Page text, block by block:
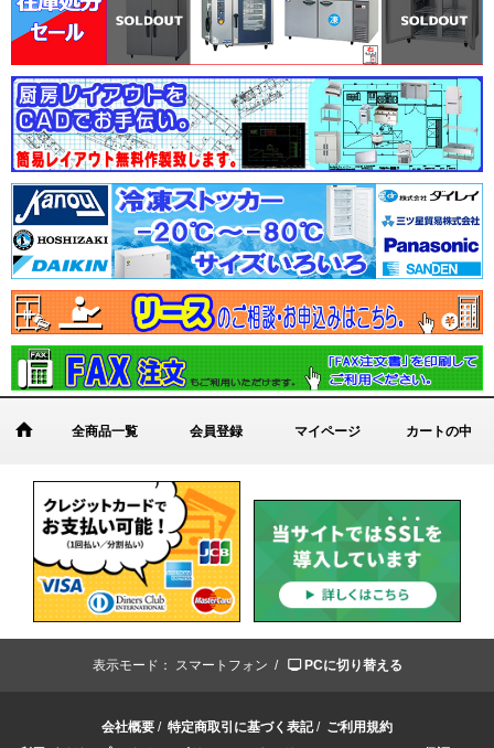
全商品一覧 会員登録 マイページ カートの中
表示モード： スマートフォン / PCに切り替える
会社概要 / 特定商取引に基づく表記/ ご利用規約